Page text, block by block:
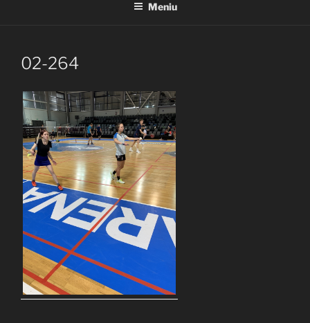
Meniu
02-264